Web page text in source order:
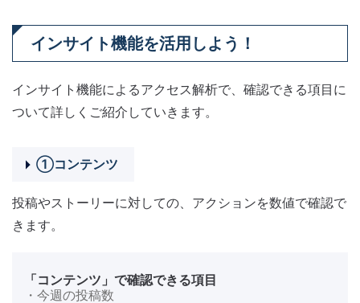
インサイト機能を活用しよう！
インサイト機能によるアクセス解析で、確認できる項目に
ついて詳しくご紹介していきます。
①コンテンツ
投稿やストーリーに対しての、アクションを数値で確認で
きます。
「コンテンツ」で確認できる項目
・今週の投稿数